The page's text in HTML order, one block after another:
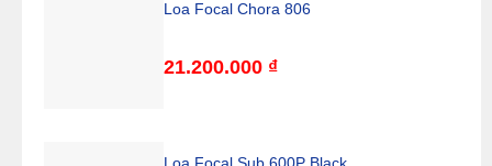
Loa Focal Chora 806
21.200.000 ₫